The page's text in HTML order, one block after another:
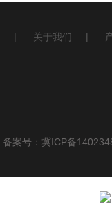
| 关于我们 |
备案号：冀ICP备